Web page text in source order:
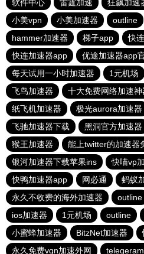
软件中心
雷霆加速 狂飙加速
小美vpn
小美加速器 outline
hammer加速器
梯子app
快
快连加速器app
优途加速器app
每天试用一小时加速器
1元机场
飞鸟加速器
十大免费网络加速神
纸飞机加速器
极光aurora加速器
飞驰加速器下载
黑洞官方加速器
猴王加速器
能上twitter的加速器
银河加速器下载苹果ins
快喵vp
快鸭加速器app
网必通
蚂蚁
永久不收费的海外加速器
outline
ios加速器
1元机场 outline
小蜜蜂加速器
BitzNet加速器
永久免费vqn加速外网